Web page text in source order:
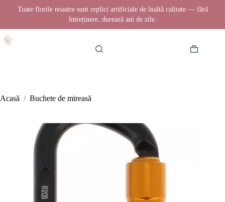
Toate florile noastre sunt replici artificiale de înaltă calitate — fără
întreținere, durează ani de zile.
la
Coș
Acasă / Buchete de mireasă